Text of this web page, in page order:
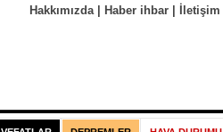
Hakkımızda| Haber ihbar| İletişim